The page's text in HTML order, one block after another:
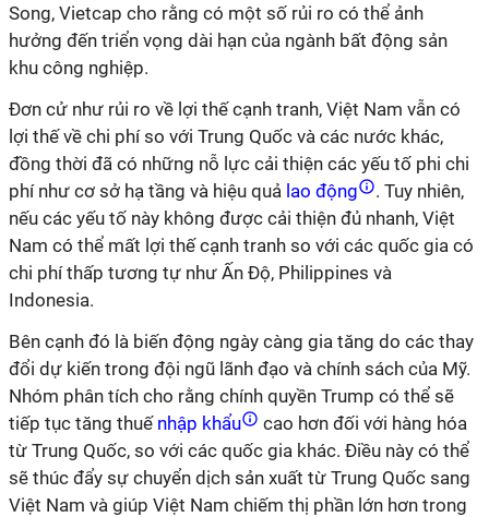
Song, Vietcap cho rằng có một số rủi ro có thể ảnh
hưởng đến triển vọng dài hạn của ngành bất động sản
khu công nghiệp.
Đơn cử như rủi ro về lợi thế cạnh tranh, Việt Nam vẫn có
lợi thế về chi phí so với Trung Quốc và các nước khác,
đồng thời đã có những nỗ lực cải thiện các yếu tố phi chi
phí như cơ sở hạ tầng và hiệu quả lao động
. Tuy nhiên,
nếu các yếu tố này không được cải thiện đủ nhanh, Việt
Nam có thể mất lợi thế cạnh tranh so với các quốc gia có
chi phí thấp tương tự như Ấn Độ, Philippines và
Indonesia.
Bên cạnh đó là biến động ngày càng gia tăng do các thay
đổi dự kiến trong đội ngũ lãnh đạo và chính sách của Mỹ.
Nhóm phân tích cho rằng chính quyền Trump có thể sẽ
tiếp tục tăng thuếnhập khẩu
cao hơn đối với hàng hóa
từ Trung Quốc, so với các quốc gia khác. Điều này có thể
sẽ thúc đẩy sự chuyển dịch sản xuất từ Trung Quốc sang
Việt Nam và giúp Việt Nam chiếm thị phần lớn hơn trong